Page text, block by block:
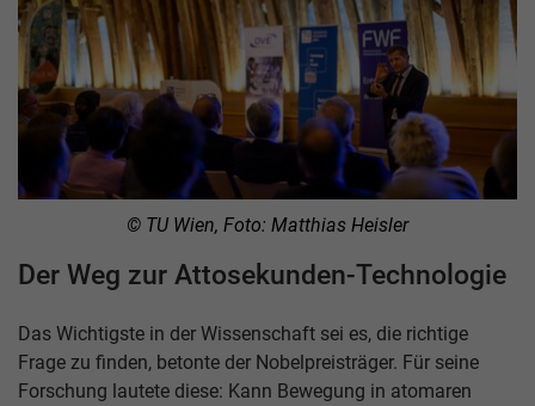
© TU Wien, Foto: Matthias Heisler
Der Weg zur Attosekunden-Technologie
Das Wichtigste in der Wissenschaft sei es, die richtige
Frage zu finden, betonte der Nobelpreisträger. Für seine
Forschung lautete diese: Kann Bewegung in atomaren